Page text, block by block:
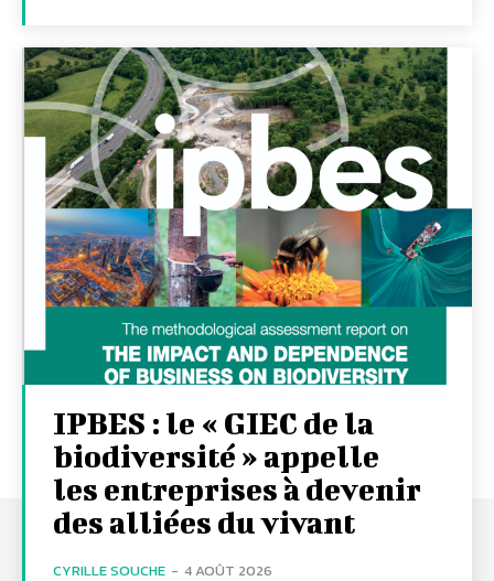
IPBES : le « GIEC de la
biodiversité » appelle
les entreprises à devenir
des alliées du vivant
CYRILLE SOUCHE - 4 AOÛT 2026